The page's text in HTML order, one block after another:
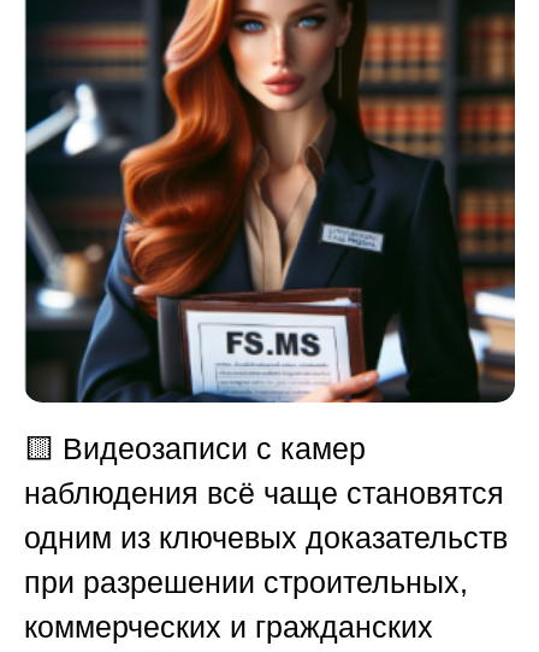
🟨 Видеозаписи с камер
наблюдения всё чаще становятся
одним из ключевых доказательств
при разрешении строительных,
коммерческих и гражданских